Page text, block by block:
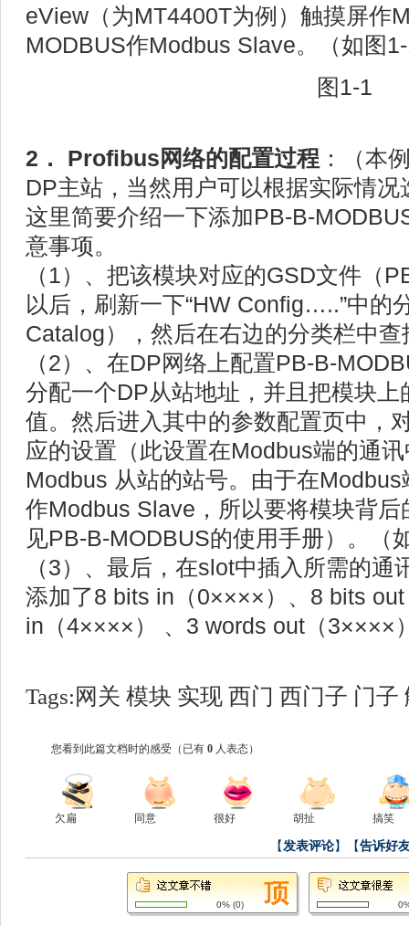
eView（为MT4400T为例）触摸屏作
MODBUS作Modbus Slave。（如图
图1-1
2． Profibus网络的配置过程 ：（本
DP主站，当然用户可以根据实际情况
这里简要介绍一下添加PB-B-
意事项。
（1）、把该模块对应的GSD文件（
以后，刷新一下“HW Config…..”中的
Catalog），然后在右边的分类栏中查
（2）、在DP网络上配置PB-B-
分配一个DP从站地址，并且把模块
值。然后进入其中的参数配置页中，
应的设置（此设置在Modbus端的通
Modbus 从站的站号。由于在
作Modbus Slave，所以要将模块背
见PB-B-MODBUS的使用手册）。（
（3）、最后，在slot中插入所需的
添加了8 bits in（0××××）、8 bits
in（4××××） 、3 words out（3××××
Tags: 网关 模块 实现 西门 西门子 门子
您看到此篇文档时的感受 （已有 0 人表态）
欠扁 同意 很好 胡扯 搞笑
【发表评论】【告诉好
0% (0)